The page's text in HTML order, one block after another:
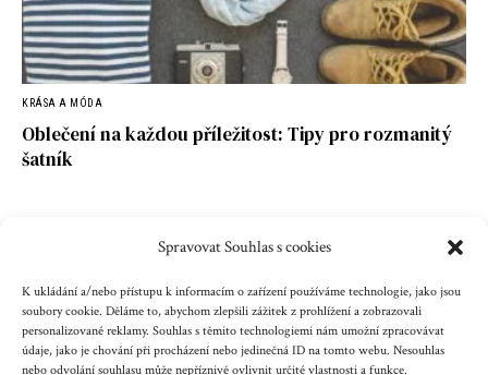
Spravovat Souhlas s cookies
K ukládání a/nebo přístupu k informacím o zařízení používáme technologie, jako jsou
soubory cookie. Děláme to, abychom zlepšili zážitek z prohlížení a zobrazovali
personalizované reklamy. Souhlas s těmito technologiemi nám umožní zpracovávat
údaje, jako je chování při procházení nebo jedinečná ID na tomto webu. Nesouhlas
nebo odvolání souhlasu může nepříznivě ovlivnit určité vlastnosti a funkce.
KRÁSA A MÓDA
Oblečení na každou příležitost: Tipy pro rozmanitý
šatník
Kontakt Reklama Cookies Ochrana údajů
Copyright © 2023 zenazenam.cz